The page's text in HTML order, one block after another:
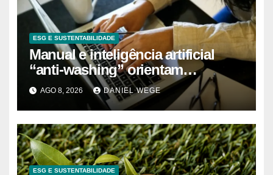
ESG E SUSTENTABILIDADE
Manual e inteligência artificial
“anti-washing” orientam
empresas
AGO 8, 2026 DANIEL WEGE
ESG E SUSTENTABILIDADE